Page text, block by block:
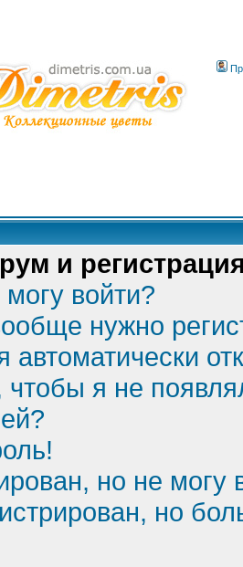
и
войти?
нужно
чтобы я не
но не могу
но